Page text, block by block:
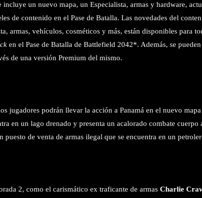
incluye un nuevo mapa, un Especialista, armas y hardware,
de contenido en el Pase de Batalla. Las novedades del
armas, vehículos, cosméticos y más, están disponibles para
en el Pase de Batalla de Battlefield 2042*. Además, se
de una versión Premium del mismo.
jugadores podrán llevar la acción a Panamá en el nuevo mapa
en un lago drenado y presenta un acalorado combate
puesto de venta de armas ilegal que se encuentra en un
2, como el carismático ex traficante de armas Charlie